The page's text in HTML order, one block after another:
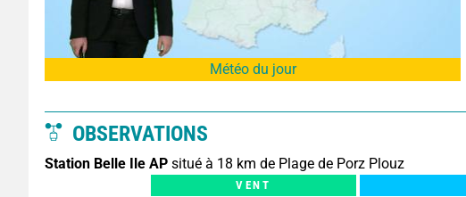
Météo du jour
OBSERVATIONS
Station Belle Ile AP situé à 18 km de Plage de Porz Plouz
VENT